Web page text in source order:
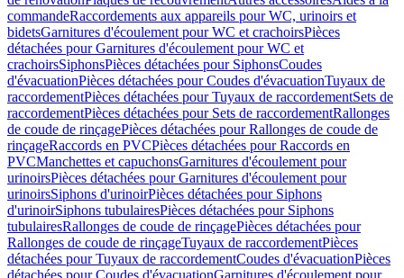
commandeRaccordements aux appareils pour WC, urinoirs et
bidetsGarnitures d'écoulement pour WC et crachoirsPièces
détachées pour Garnitures d'écoulement pour WC et
crachoirsSiphonsPièces détachées pour SiphonsCoudes
d'évacuationPièces détachées pour Coudes d'évacuationTuyaux de
raccordementPièces détachées pour Tuyaux de raccordementSets de
raccordementPièces détachées pour Sets de raccordementRallonges
de coude de rinçagePièces détachées pour Rallonges de coude de
rinçageRaccords en PVCPièces détachées pour Raccords en
PVCManchettes et capuchonsGarnitures d'écoulement pour
urinoirsPièces détachées pour Garnitures d'écoulement pour
urinoirsSiphons d'urinoirPièces détachées pour Siphons
d'urinoirSiphons tubulairesPièces détachées pour Siphons
tubulairesRallonges de coude de rinçagePièces détachées pour
Rallonges de coude de rinçageTuyaux de raccordementPièces
détachées pour Tuyaux de raccordementCoudes d'évacuationPièces
détachées pour Coudes d'évacuationGarnitures d'écoulement pour